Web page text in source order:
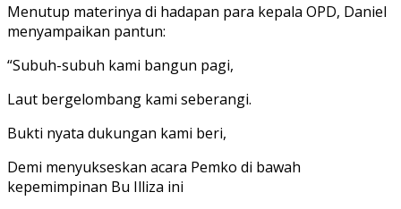
Menutup materinya di hadapan para kepala OPD, Daniel
menyampaikan pantun:
“Subuh-subuh kami bangun pagi,
Laut bergelombang kami seberangi.
Bukti nyata dukungan kami beri,
Demi menyukseskan acara Pemko di bawah
kepemimpinan Bu Illiza ini